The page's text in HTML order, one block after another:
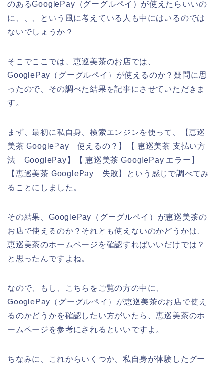
のあるGooglePay（グーグルペイ）が使えたらいいの
に、、、という風に考えている人も中にはいるのでは
ないでしょうか？
そこでここでは、恵巡美茶のお店では、
GooglePay（グーグルペイ）が使えるのか？疑問に思
ったので、その調べた結果を記事にさせていただきま
す。
まず、最初に私自身、検索エンジンを使って、【恵巡
美茶 GooglePay 使えるの？】【 恵巡美茶 支払い方
法 GooglePay】【 恵巡美茶 GooglePay エラー】
【恵巡美茶 GooglePay 失敗】という感じで調べてみ
ることにしました。
その結果、GooglePay（グーグルペイ）が恵巡美茶の
お店で使えるのか？それとも使えないのかどうかは、
恵巡美茶のホームページを確認すればいいだけでは？
と思ったんですよね。
なので、もし、こちらをご覧の方の中に、
GooglePay（グーグルペイ）が恵巡美茶のお店で使え
るのかどうかを確認したい方がいたら、恵巡美茶のホ
ームページを参考にされるといいですよ。
ちなみに、これからいくつか、私自身が体験したグー